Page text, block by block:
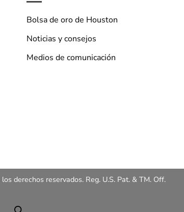
Bolsa de oro de Houston
Noticias y consejos
Medios de comunicación
derechos reservados. Reg. U.S. Pat. & TM. Off.